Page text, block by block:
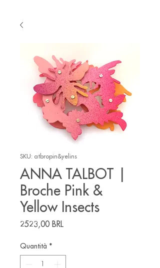
SKU: atbropin&yelins
ANNA TALBOT |
Broche Pink &
Yellow Insects
2523,00 BRL
Quantità *